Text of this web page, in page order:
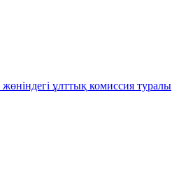
ұлттық комиссия туралы